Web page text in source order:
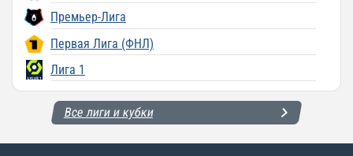
Премьер-Лига
Первая Лига (ФНЛ)
Лига 1
Все лиги и кубки